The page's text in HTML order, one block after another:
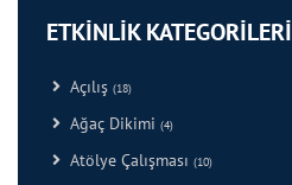
ETKİNLİK KATEGORİLERİ
Açılış (18)
Ağaç Dikimi (4)
Atölye Çalışması (10)